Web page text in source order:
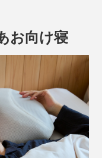
お向け寝